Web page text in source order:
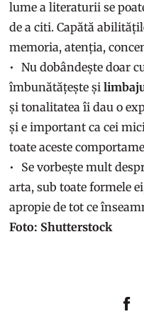
lume a literaturii se
de a citi. Capătă
memoria, atenția,
Nu dobândește doar
îmbunătățește și
și tonalitatea îi dau o
și e important ca cei
toate aceste
Se vorbește mult
arta, sub toate formele
apropie de tot ce
Foto: Shutterstock